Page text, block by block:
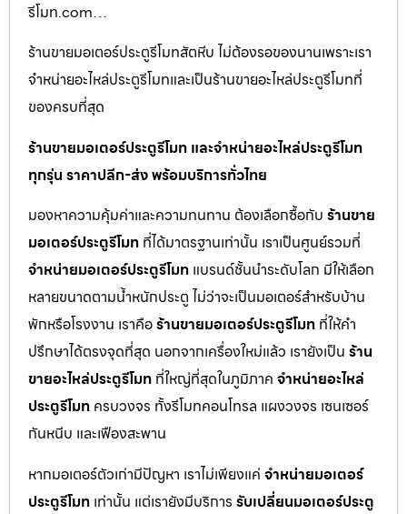
รีโมท.com…
ร้านขายมอเตอร์ประตูรีโมทสัตหีบ ไม่ต้องรอของนานเพราะเรา
จำหน่ายอะไหล่ประตูรีโมทและเป็นร้านขายอะไหล่ประตูรีโมทที่
ของครบที่สุด
ร้านขายมอเตอร์ประตูรีโมท และจำหน่ายอะไหล่ประตูรีโมท
ทุกรุ่น ราคาปลีก-ส่ง พร้อมบริการทั่วไทย
มองหาความคุ้มค่าและความทนทาน ต้องเลือกซื้อกับ ร้านขาย
มอเตอร์ประตูรีโมท ที่ได้มาตรฐานเท่านั้น เราเป็นศูนย์รวมที่
จำหน่ายมอเตอร์ประตูรีโมท แบรนด์ชั้นนำระดับโลก มีให้เลือก
หลายขนาดตามน้ำหนักประตู ไม่ว่าจะเป็นมอเตอร์สำหรับบ้าน
พักหรือโรงงาน เราคือร้านขายมอเตอร์ประตูรีโมท ที่ให้คำ
ปรึกษาได้ตรงจุดที่สุด นอกจากเครื่องใหม่แล้ว เรายังเป็น ร้าน
ขายอะไหล่ประตูรีโมท ที่ใหญ่ที่สุดในภูมิภาค จำหน่ายอะไหล่
ประตูรีโมท ครบวงจร ทั้งรีโมทคอนโทรล แผงวงจร เซนเซอร์
กันหนีบ และเฟืองสะพาน
หากมอเตอร์ตัวเก่ามีปัญหา เราไม่เพียงแค่ จำหน่ายมอเตอร์
ประตูรีโมท เท่านั้น แต่เรายังมีบริการ รับเปลี่ยนมอเตอร์ประตู